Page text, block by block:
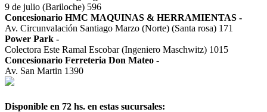
9 de julio (Bariloche) 596
Concesionario HMC MAQUINAS & HERRAMIENTAS -
Av. Circunvalación Santiago Marzo (Norte) (Santa rosa) 171
Power Park -
Colectora Este Ramal Escobar (Ingeniero Maschwitz) 1015
Concesionario Ferreteria Don Mateo -
Av. San Martin 1390
Disponible en 72 hs. en estas sucursales: